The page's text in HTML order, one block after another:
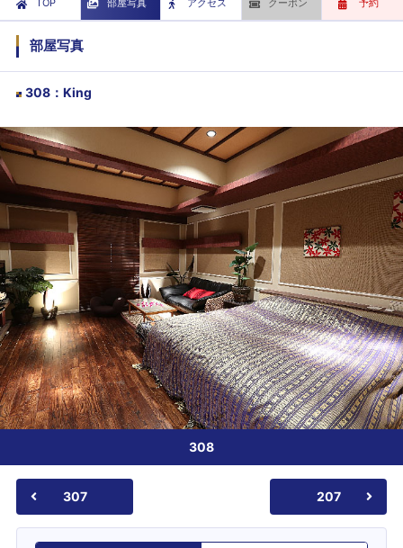
TOP 部屋写真 アクセス クーポン 予約
部屋写真
308 ： King
308
307 207